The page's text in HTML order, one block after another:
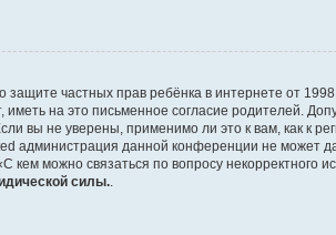
защите частных прав ребёнка в интернете от
на это письменное согласие родителей.
вы не уверены, применимо ли это к вам, как к
администрация данной конференции не может
можно связаться по вопросу некорректного
силы.